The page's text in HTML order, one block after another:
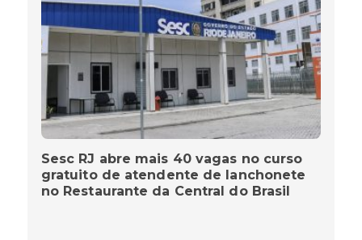
Sesc RJ abre mais 40 vagas no curso
gratuito de atendente de lanchonete
no Restaurante da Central do Brasil